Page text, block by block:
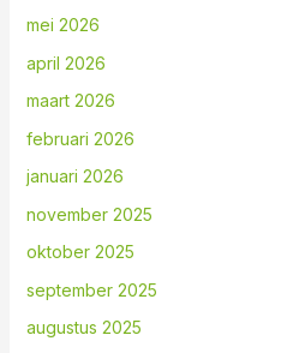
mei 2026
april 2026
maart 2026
februari 2026
januari 2026
november 2025
oktober 2025
september 2025
augustus 2025